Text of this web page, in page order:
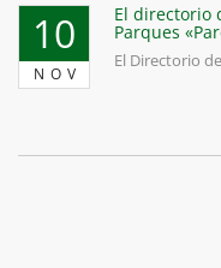
10
NOV
El directorio
Parques
El Directorio